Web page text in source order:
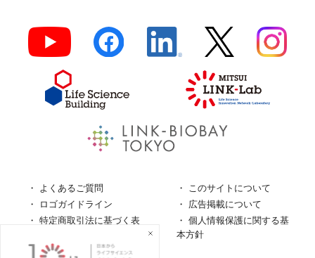
よくあるご質問
このサイトについて
ロゴガイドライン
広告掲載について
特定商取引法に基づく表
個人情報保護に関する基
本方針
個人情報の取扱について